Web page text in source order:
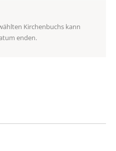
Kirchenbuchs kann
enden.